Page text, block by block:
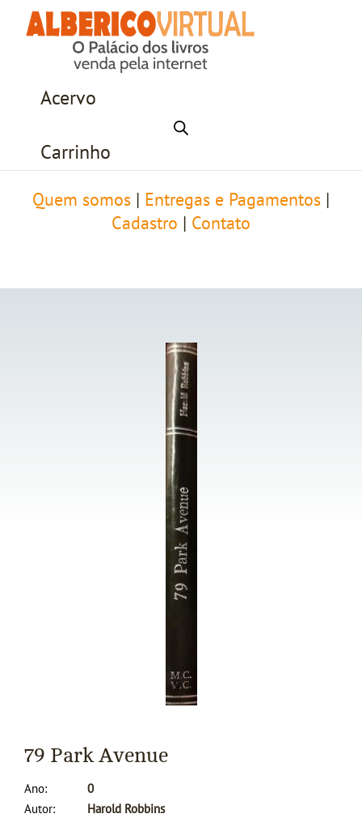
Acervo
Carrinho
Quem somos Entregas e Pagamentos
Cadastro
Contato
79 Park Avenue
Ano
0
Autor
Harold Robbins